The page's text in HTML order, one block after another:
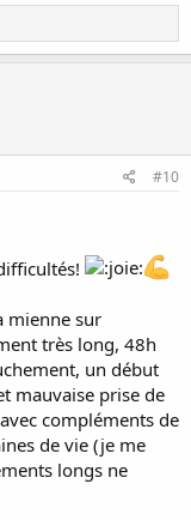
#10
mienne sur
très long, 48h
un début
mauvaise prise de
compléments de
de vie (je me
longs ne